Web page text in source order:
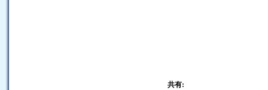
共有: